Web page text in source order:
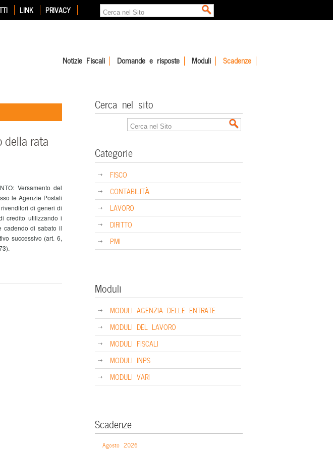
LINK PRIVACY
Notizie Fiscali Domande e risposte Moduli Scadenze
della rata
Versamento del
le Agenzie Postali
di generi di
credito utilizzando i
cadendo di sabato il
successivo (art. 6,
Cerca nel sito
Categorie
FISCO
CONTABILITÀ
LAVORO
DIRITTO
PMI
Moduli
MODULI AGENZIA DELLE ENTRATE
MODULI DEL LAVORO
MODULI FISCALI
MODULI INPS
MODULI VARI
Scadenze
Agosto 2026